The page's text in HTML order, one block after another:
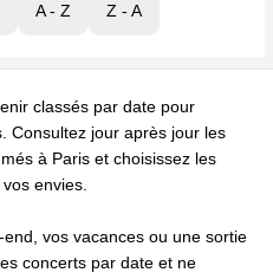
A - Z Z - A
classés par date pour
Consultez jour après jour les
à Paris et choisissez les
envies.
vos vacances ou une sortie
concerts par date et ne